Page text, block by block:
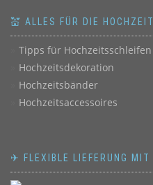
💒 ALLES FÜR DIE HOCHZEIT
Tipps für Hochzeitsschleifen
Hochzeitsdekoration
Hochzeitsbänder
Hochzeitsaccessoires
✈ FLEXIBLE LIEFERUNG MIT